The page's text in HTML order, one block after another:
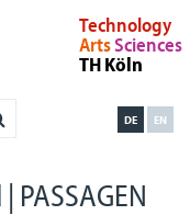
Technology
ArtsSciences
TH Köln
EN
DE